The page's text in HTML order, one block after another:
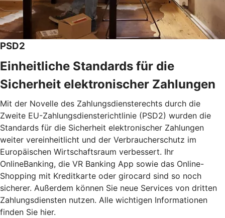
PSD2
Einheitliche Standards für die
Sicherheit elektronischer Zahlungen
Mit der Novelle des Zahlungsdiensterechts durch die
Zweite EU-Zahlungsdiensterichtlinie (PSD2) wurden die
Standards für die Sicherheit elektronischer Zahlungen
weiter vereinheitlicht und der Verbraucherschutz im
Europäischen Wirtschaftsraum verbessert. Ihr
OnlineBanking, die VR Banking App sowie das Online-
Shopping mit Kreditkarte oder girocard sind so noch
sicherer. Außerdem können Sie neue Services von dritten
Zahlungsdiensten nutzen. Alle wichtigen Informationen
finden Sie hier.